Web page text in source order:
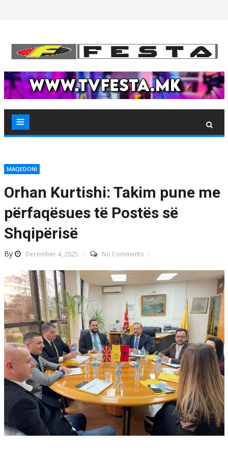
MAQEDONI
Orhan Kurtishi: Takim pune me
përfaqësues të Postës së
Shqipërisë
By December 4, 2025 No Comments